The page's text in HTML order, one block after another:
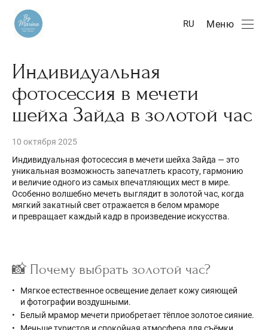
RU Меню
Индивидуальная
фотосессия в мечети
шейха Зайда в золотой час
10 октября 2025
Индивидуальная фотосессия в мечети шейха Зайда — это
уникальная возможность запечатлеть красоту, гармонию
и величие одного из самых впечатляющих мест в мире.
Особенно волшебно мечеть выглядит в золотой час, когда
мягкий закатный свет отражается в белом мраморе
и превращает каждый кадр в произведение искусства.
📸 Почему выбрать золотой час?
Мягкое естественное освещение делает кожу сияющей
и фотографии воздушными.
Белый мрамор мечети приобретает тёплое золотое сияние.
Меньше туристов и спокойная атмосфера для съёмки.